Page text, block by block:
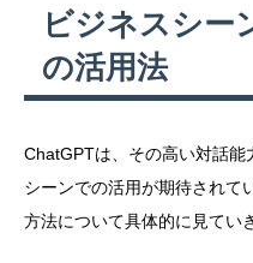
ビジネスシー
の活用法
ChatGPTは、その高い対話能
シーンでの活用が期待されて
方法について具体的に見てい